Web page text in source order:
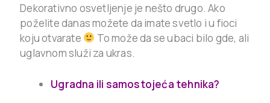
Dekorativno osvetljenje je nešto drugo. Ako
poželite danas možete da imate svetlo i u fioci
koju otvarate
To može da se ubaci bilo gde, ali
uglavnom služi za ukras.
Ugradna ili samostojeća tehnika?